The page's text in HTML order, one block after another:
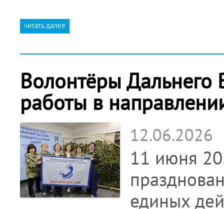
читать далее
Волонтёры Дальнего
работы в
12.06.2026
11 июня
единых